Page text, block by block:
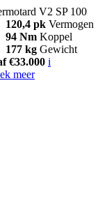
V2 SP 100
120,4 pk Vermogen
94 Nm Koppel
177 kg Gewicht
€33.000 i
meer